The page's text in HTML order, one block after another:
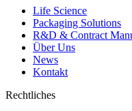
Life Science
Packaging Solutions
R&D & Contract
Über Uns
News
Kontakt
Rechtliches